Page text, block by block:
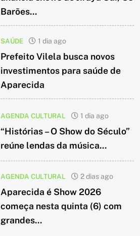
Barões...
SAÚDE 1 dia ago
Prefeito Vilela busca novos
investimentos para saúde de
Aparecida
AGENDA CULTURAL 1 dia ago
“Histórias – O Show do Século”
reúne lendas da música...
AGENDA CULTURAL 2 dias ago
Aparecida é Show 2026
começa nesta quinta (6) com
grandes...